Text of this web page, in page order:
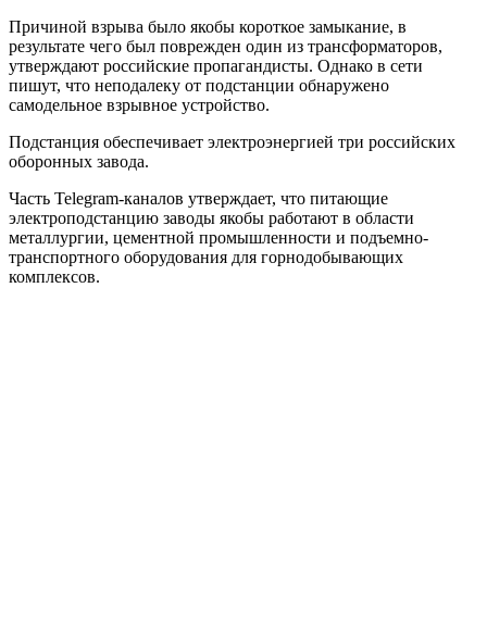
Причиной взрыва было якобы короткое замыкание, в
результате чего был поврежден один из трансформаторов,
утверждают российские пропагандисты. Однако в сети
пишут, что неподалеку от подстанции обнаружено
самодельное взрывное устройство.
Подстанция обеспечивает электроэнергией три российских
оборонных завода.
Часть Telegram-каналов утверждает, что питающие
электроподстанцию заводы якобы работают в области
металлургии, цементной промышленности и подъемно-
транспортного оборудования для горнодобывающих
комплексов.